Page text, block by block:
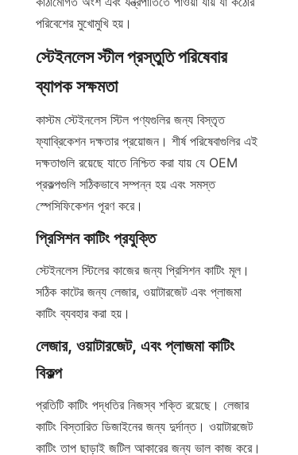
পরিবেশের মুখোমুখি হয়।
স্টেইনলেস স্টীল প্রস্তুতি পরিষেবার
ব্যাপক সক্ষমতা
কাস্টম স্টেইনলেস স্টিল পণ্যগুলির জন্য বিস্তৃত
ফ্যাব্রিকেশন দক্ষতার প্রয়োজন। শীর্ষ পরিষেবাগুলির এই
দক্ষতাগুলি রয়েছে যাতে নিশ্চিত করা যায় যে OEM
প্রকল্পগুলি সঠিকভাবে সম্পন্ন হয় এবং সমস্ত
স্পেসিফিকেশন পূরণ করে।
প্রিসিশন কাটিং প্রযুক্তি
স্টেইনলেস স্টিলের কাজের জন্য প্রিসিশন কাটিং মূল।
সঠিক কাটের জন্য লেজার, ওয়াটারজেট এবং প্লাজমা
কাটিং ব্যবহার করা হয়।
লেজার, ওয়াটারজেট, এবং প্লাজমা কাটিং
বিকল্প
প্রতিটি কাটিং পদ্ধতির নিজস্ব শক্তি রয়েছে। লেজার
কাটিং বিস্তারিত ডিজাইনের জন্য দুর্দান্ত। ওয়াটারজেট
কাটিং তাপ ছাড়াই জটিল আকারের জন্য ভাল কাজ করে।